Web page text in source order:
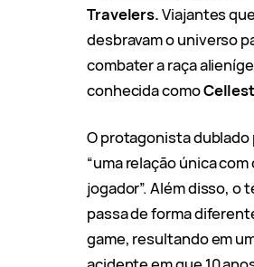
Travelers.Viajantes
desbravam o universo
combater a raça
conhecida como
O protagonista dublado
“uma relação única com
jogador”. Além disso, o
passa de forma
game, resultando em